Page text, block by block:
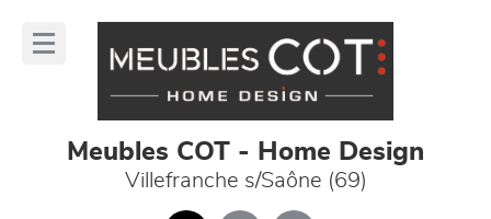
Meubles COT - Home Design
Villefranche s/Saône (69)